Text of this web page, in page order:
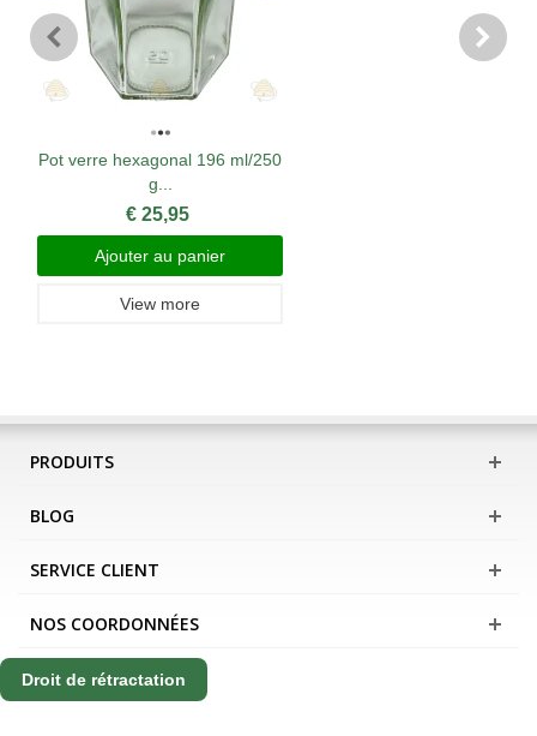
Pot verre hexagonal 196 ml/250
g...
€ 25,95
Ajouter au panier
View more
PRODUITS
BLOG
SERVICE CLIENT
NOS COORDONNÉES
Droit de rétractation